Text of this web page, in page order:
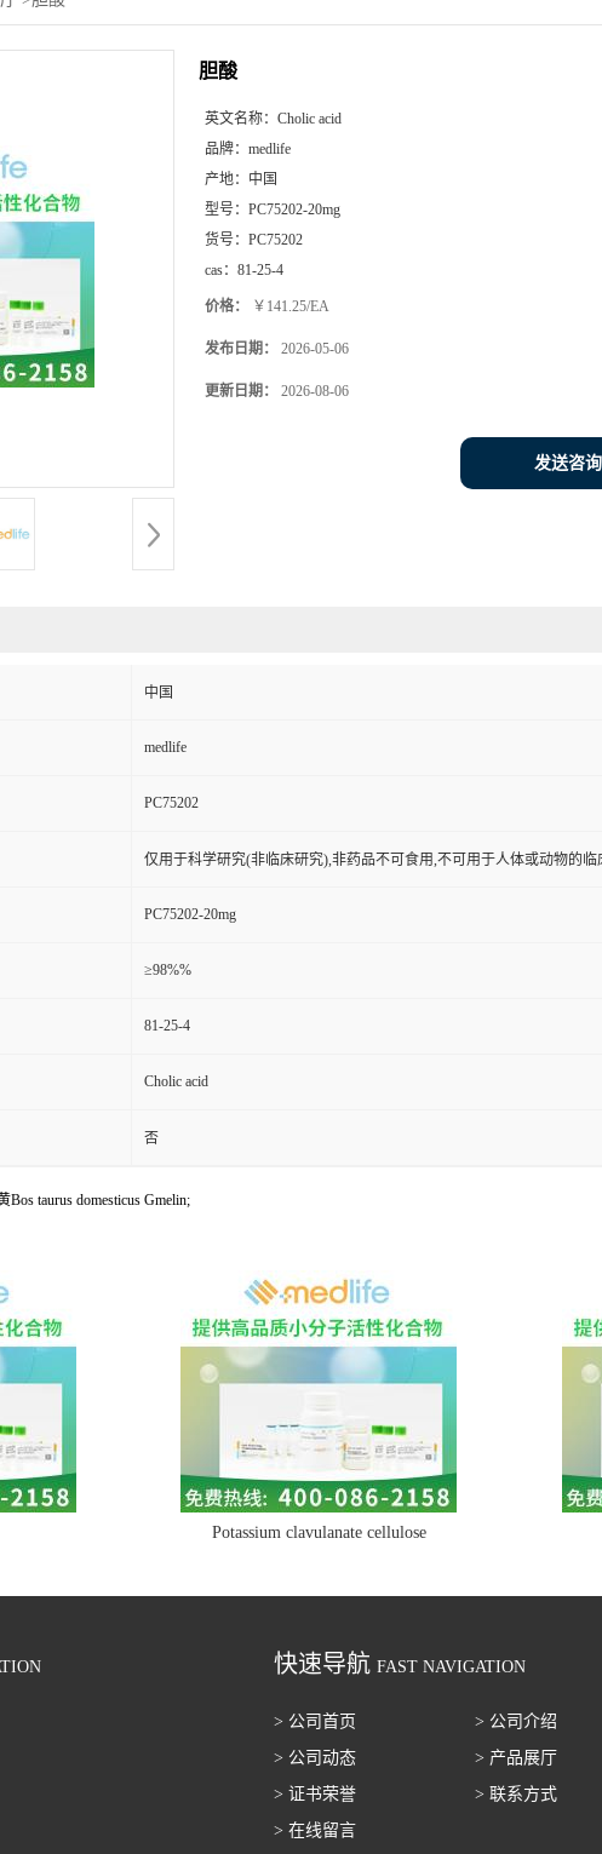
胆酸
英文名称： Cholic acid
品牌： medlife
产地： 中国
型号： PC75202-20mg
货号： PC75202
cas： 81-25-4
价格： ￥141.25/EA
发布日期： 2026-05-06
更新日期： 2026-08-06
发送咨
中国
medlife
PC75202
仅用于科学研究(非临床研究),非药品不可食用,不可用于人体或动物的临
PC75202-20mg
≥98%%
81-25-4
Cholic acid
否
taurus domesticus Gmelin;
Potassium clavulanate cellulose
快速导航 FAST NAVIGATION
> 公司首页
> 公司介绍
> 公司动态
> 产品展厅
> 证书荣誉
> 联系方式
> 在线留言